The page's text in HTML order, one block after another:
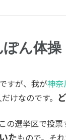
ぽん体操
すが、我が神奈
けなのです。
の選挙区で投
たもので。そ